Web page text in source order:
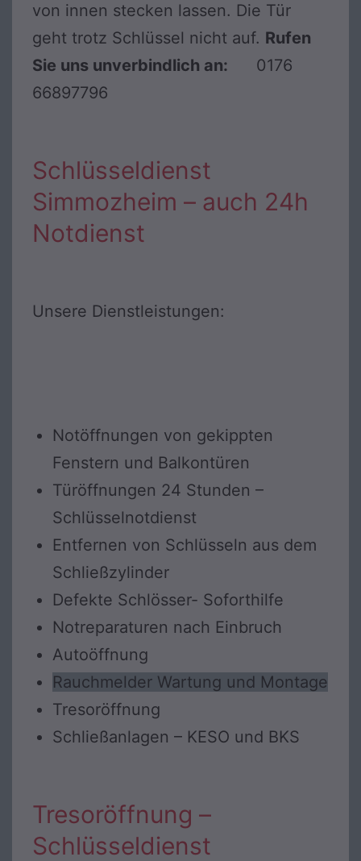
von innen stecken lassen. Die Tür
geht trotz Schlüssel nicht auf. Rufen
Sie uns unverbindlich an:
0176
66897796
Schlüsseldienst
Simmozheim – auch 24h
Notdienst
Unsere Dienstleistungen:
Notöffnungen von gekippten
Fenstern und Balkontüren
Türöffnungen 24 Stunden –
Schlüsselnotdienst
Entfernen von Schlüsseln aus dem
Schließzylinder
Defekte Schlösser- Soforthilfe
Notreparaturen nach Einbruch
Autoöffnung
Rauchmelder Wartung und Montage
Tresoröffnung
Schließanlagen – KESO und BKS
Tresoröffnung –
Schlüsseldienst